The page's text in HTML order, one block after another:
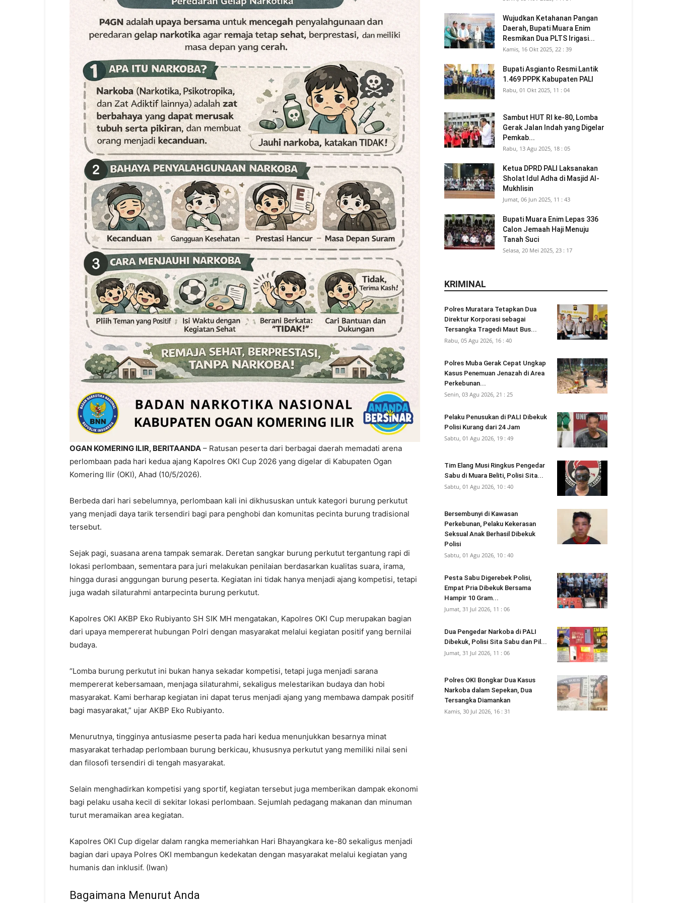
OGAN KOMERING ILIR, BERITAANDA – Ratusan peserta dari berbagai daerah memadati arena
perlombaan pada hari kedua ajang Kapolres OKI Cup 2026 yang digelar di Kabupaten Ogan
Komering Ilir (OKI), Ahad (10/5/2026).
Berbeda dari hari sebelumnya, perlombaan kali ini dikhususkan untuk kategori burung perkutut
yang menjadi daya tarik tersendiri bagi para penghobi dan komunitas pecinta burung tradisional
tersebut.
Sejak pagi, suasana arena tampak semarak. Deretan sangkar burung perkutut tergantung rapi di
lokasi perlombaan, sementara para juri melakukan penilaian berdasarkan kualitas suara, irama,
hingga durasi anggungan burung peserta. Kegiatan ini tidak hanya menjadi ajang kompetisi, tetapi
juga wadah silaturahmi antarpecinta burung perkutut.
Kapolres OKI AKBP Eko Rubiyanto SH SIK MH mengatakan, Kapolres OKI Cup merupakan bagian
dari upaya mempererat hubungan Polri dengan masyarakat melalui kegiatan positif yang bernilai
budaya.
“Lomba burung perkutut ini bukan hanya sekadar kompetisi, tetapi juga menjadi sarana
mempererat kebersamaan, menjaga silaturahmi, sekaligus melestarikan budaya dan hobi
masyarakat. Kami berharap kegiatan ini dapat terus menjadi ajang yang membawa dampak positif
bagi masyarakat,” ujar AKBP Eko Rubiyanto.
Menurutnya, tingginya antusiasme peserta pada hari kedua menunjukkan besarnya minat
masyarakat terhadap perlombaan burung berkicau, khususnya perkutut yang memiliki nilai seni
dan filosofi tersendiri di tengah masyarakat.
Selain menghadirkan kompetisi yang sportif, kegiatan tersebut juga memberikan dampak ekonomi
bagi pelaku usaha kecil di sekitar lokasi perlombaan. Sejumlah pedagang makanan dan minuman
turut meramaikan area kegiatan.
Kapolres OKI Cup digelar dalam rangka memeriahkan Hari Bhayangkara ke-80 sekaligus menjadi
bagian dari upaya Polres OKI membangun kedekatan dengan masyarakat melalui kegiatan yang
humanis dan inklusif. (Iwan)
Bagaimana Menurut Anda
Wujudkan Ketahanan Pangan
Daerah, Bupati Muara Enim
Resmikan Dua PLTS Irigasi...
Kamis, 16 Okt 2025, 22 : 39
Bupati Asgianto Resmi Lantik
1.469 PPPK Kabupaten PALI
Rabu, 01 Okt 2025, 11 : 04
Sambut HUT RI ke-80, Lomba
Gerak Jalan Indah yang Digelar
Pemkab...
Rabu, 13 Agu 2025, 18 : 05
Ketua DPRD PALI Laksanakan
Sholat Idul Adha di Masjid Al-
Mukhlisin
Jumat, 06 Jun 2025, 11 : 43
Bupati Muara Enim Lepas 336
Calon Jemaah Haji Menuju
Tanah Suci
Selasa, 20 Mei 2025, 23 : 17
KRIMINAL
Polres Muratara Tetapkan Dua
Direktur Korporasi sebagai
Tersangka Tragedi Maut Bus...
Rabu, 05 Agu 2026, 16 : 40
Polres Muba Gerak Cepat Ungkap
Kasus Penemuan Jenazah di Area
Perkebunan...
Senin, 03 Agu 2026, 21 : 25
Pelaku Penusukan di PALI Dibekuk
Polisi Kurang dari 24 Jam
Sabtu, 01 Agu 2026, 19 : 49
Tim Elang Musi Ringkus Pengedar
Sabu di Muara Beliti, Polisi Sita...
Sabtu, 01 Agu 2026, 10 : 40
Bersembunyi di Kawasan
Perkebunan, Pelaku Kekerasan
Seksual Anak Berhasil Dibekuk
Polisi
Sabtu, 01 Agu 2026, 10 : 40
Pesta Sabu Digerebek Polisi,
Empat Pria Dibekuk Bersama
Hampir 10 Gram...
Jumat, 31 Jul 2026, 11 : 06
Dua Pengedar Narkoba di PALI
Dibekuk, Polisi Sita Sabu dan Pil...
Jumat, 31 Jul 2026, 11 : 06
Polres OKI Bongkar Dua Kasus
Narkoba dalam Sepekan, Dua
Tersangka Diamankan
Kamis, 30 Jul 2026, 16 : 31